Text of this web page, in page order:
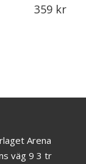
359 kr
Arena
väg 9 3 tr